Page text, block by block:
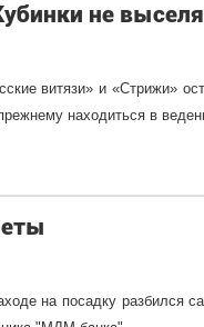
не
витязи» и «Стрижи»
находиться в
на посадку разбился